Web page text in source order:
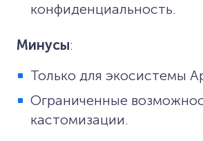
конфиденциальность.
Минусы:
Только для экосистемы
Ограниченные
кастомизации.